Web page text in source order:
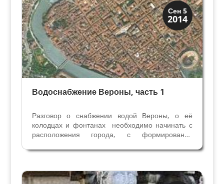
Сен 5
2014
Верона
Римская Верона
Водоснабжение Вероны, часть 1
Разговор о снабжении водой Вероны, о её
колодцах и фонтанах необходимо начинать с
расположения города, с формирования
периода. Вр все времена Верона была городом
значение для жителей и его...